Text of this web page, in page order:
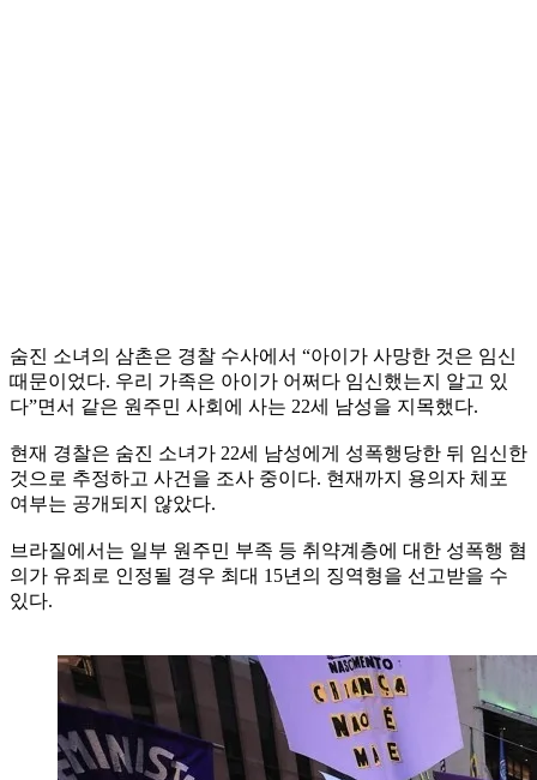
숨진 소녀의 삼촌은 경찰 수사에서 “아이가 사망한 것은 임신
때문이었다. 우리 가족은 아이가 어쩌다 임신했는지 알고 있
다”면서 같은 원주민 사회에 사는 22세 남성을 지목했다.
현재 경찰은 숨진 소녀가 22세 남성에게 성폭행당한 뒤 임신한
것으로 추정하고 사건을 조사 중이다. 현재까지 용의자 체포
여부는 공개되지 않았다.
브라질에서는 일부 원주민 부족 등 취약계층에 대한 성폭행 혐
의가 유죄로 인정될 경우 최대 15년의 징역형을 선고받을 수
있다.